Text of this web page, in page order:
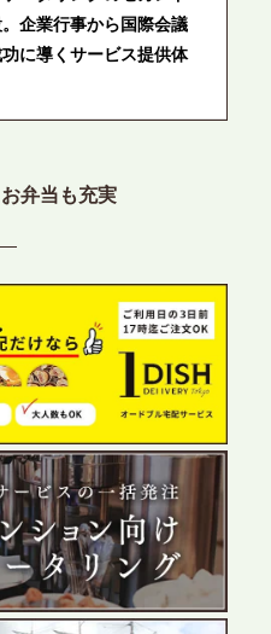
企業行事から国際会議
に導くサービス提供体
ータリングのセカンド
ーティー・ケータリン
の社内親睦が、配属後
議室で縁日気分を味わ
提供を開始
ータリングのセカンド
立。再開発やオフィス
ニーズに応え、高品質
懇親会をサポート
弁当も充実